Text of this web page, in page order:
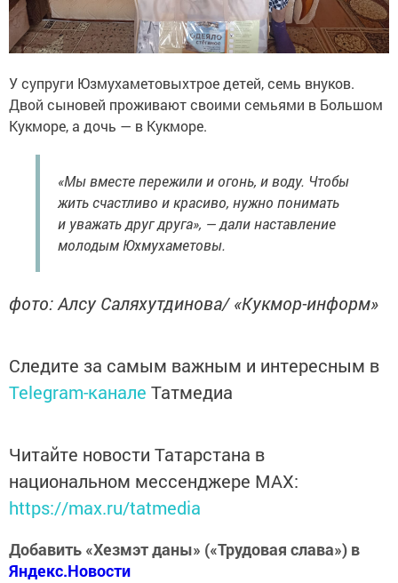
У супруги Юзмухаметовыхтрое детей, семь внуков.
Двой сыновей проживают своими семьями в Большом
Кукморе, а дочь — в Кукморе.
«Мы вместе пережили и огонь, и воду. Чтобы
жить счастливо и красиво, нужно понимать
и уважать друг друга», — дали наставление
молодым Юхмухаметовы.
фото: Алсу Саляхутдинова/ «Кукмор-информ»
Следите за самым важным и интересным в
Telegram-канале Татмедиа
Читайте новости Татарстана в
национальном мессенджере MАХ:
https://max.ru/tatmedia
Добавить «Хезмэт даны» («Трудовая слава») в
Яндекс.Новости